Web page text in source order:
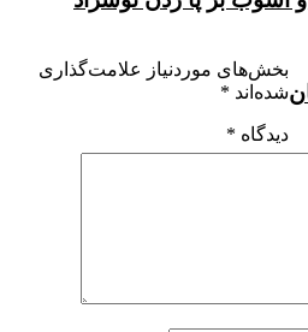
بخش‌های موردنیاز علامت‌گذاری
شده‌اند *
دیدگاه *